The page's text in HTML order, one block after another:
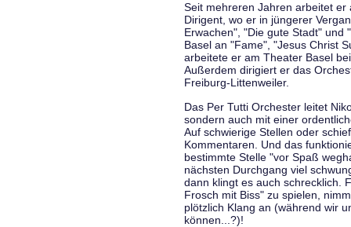
Seit mehreren Jahren arbeitet
Dirigent, wo er in jüngerer
Erwachen", "Die gute Stadt" und
Basel an "Fame", "Jesus Christ
arbeitete er am Theater Basel
Außerdem dirigiert er das
Freiburg-Littenweiler.
Das Per Tutti Orchester leitet
sondern auch mit einer
Auf schwierige Stellen oder
Kommentaren. Und das
bestimmte Stelle "vor Spaß
nächsten Durchgang viel
dann klingt es auch schrecklich.
Frosch mit Biss" zu spielen,
plötzlich Klang an (während wir
können...?)!